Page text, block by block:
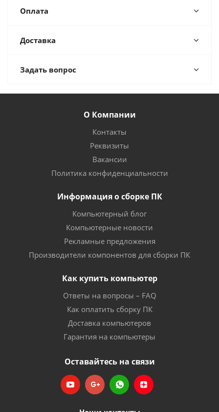
Оплата
Доставка
Задать вопрос
О Компании
Контакты
Реквизиты
Вакансии
Политика конфиденциальности
Информация о сборке ПК
Компьютерный блог
Компьютерные новости
Рекламные предложения
Производители компонентов для сборки ПК
Как купить компьютер
Ответы на вопросы – FAQ
Как оплатить сборку ПК
Доставка компьютеров
Гарантия на компьютеры
Оставайтесь на связи